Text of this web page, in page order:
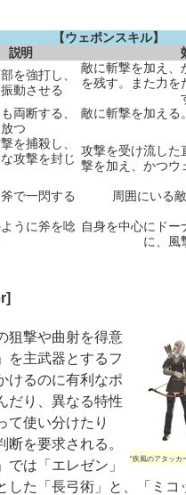
【ウェポンスキル】
説明
を強打し、
動させる
敵に斬撃を加え、
を残す。また力を
両断する、
つ
敵に斬撃を加える
を捕殺し、
攻撃を封じ
攻撃を受け流した
撃を加え、かつウ
で一閃する
周囲にいる
うに斧を唸 自身を中心にド
に、風
“疾風のアタッカ
狙撃や曲射を得意
を主武器とするフ
けるのに有利なポ
だり、異なる特性
て使い分けたり
断を要求される。
では「エレゼン」
した「長弓術」と、「ミコ